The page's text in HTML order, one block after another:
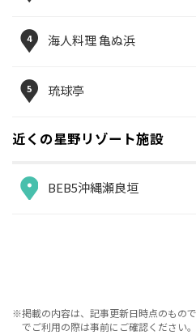
4 海人料理 亀ぬ浜
5 琉球亭
近くの星野リゾート施設
BEB5沖縄瀬良垣
※掲載の内容は、記事更新日時点のもの
でご利用の際は事前にご確認ください。